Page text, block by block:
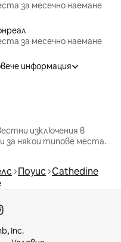
за месечно наемане
за месечно наемане
информация
изключения в
за някои типове места.
Поуис Cathedine
Inc.